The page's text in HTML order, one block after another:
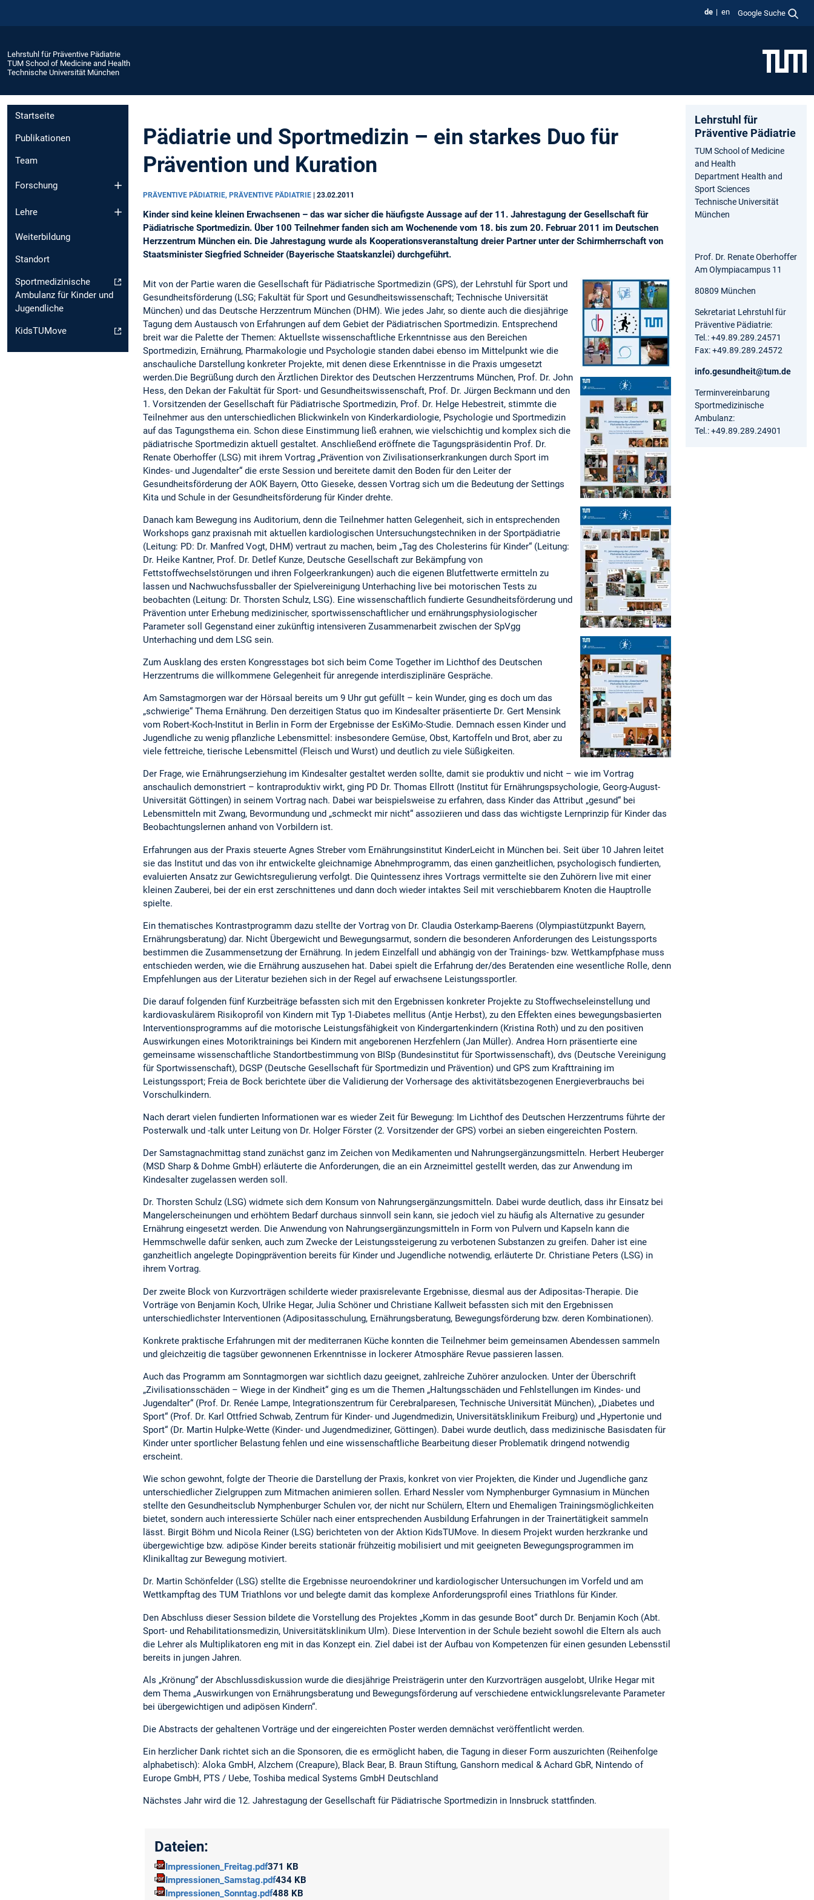
de en Google Suche
Lehrstuhl für Präventive Pädiatrie
TUM School of Medicine and Health
Technische Universität München
Startseite
Publikationen
Team
Forschung
Lehre
Weiterbildung
Standort
Sportmedizinische
Ambulanz für Kinder und
Jugendliche
KidsTUMove
Pädiatrie und Sportmedizin – ein starkes Duo für
Prävention und Kuration
PRÄVENTIVE PÄDIATRIE, PRÄVENTIVE PÄDIATRIE | 23.02.2011
Kinder sind keine kleinen Erwachsenen – das war sicher die häufigste Aussage auf der 11. Jahrestagung der Gesellschaft für
Pädiatrische Sportmedizin. Über 100 Teilnehmer fanden sich am Wochenende vom 18. bis zum 20. Februar 2011 im Deutschen
Herzzentrum München ein. Die Jahrestagung wurde als Kooperationsveranstaltung dreier Partner unter der Schirmherrschaft von
Staatsminister Siegfried Schneider (Bayerische Staatskanzlei) durchgeführt.
Mit von der Partie waren die Gesellschaft für Pädiatrische Sportmedizin (GPS), der Lehrstuhl für Sport und
Gesundheitsförderung (LSG; Fakultät für Sport und Gesundheitswissenschaft; Technische Universität
München) und das Deutsche Herzzentrum München (DHM). Wie jedes Jahr, so diente auch die diesjährige
Tagung dem Austausch von Erfahrungen auf dem Gebiet der Pädiatrischen Sportmedizin. Entsprechend
breit war die Palette der Themen: Aktuellste wissenschaftliche Erkenntnisse aus den Bereichen
Sportmedizin, Ernährung, Pharmakologie und Psychologie standen dabei ebenso im Mittelpunkt wie die
anschauliche Darstellung konkreter Projekte, mit denen diese Erkenntnisse in die Praxis umgesetzt
werden.Die Begrüßung durch den Ärztlichen Direktor des Deutschen Herzzentrums München, Prof. Dr. John
Hess, den Dekan der Fakultät für Sport- und Gesundheitswissenschaft, Prof. Dr. Jürgen Beckmann und den
1. Vorsitzenden der Gesellschaft für Pädiatrische Sportmedizin, Prof. Dr. Helge Hebestreit, stimmte die
Teilnehmer aus den unterschiedlichen Blickwinkeln von Kinderkardiologie, Psychologie und Sportmedizin
auf das Tagungsthema ein. Schon diese Einstimmung ließ erahnen, wie vielschichtig und komplex sich die
pädiatrische Sportmedizin aktuell gestaltet. Anschließend eröffnete die Tagungspräsidentin Prof. Dr.
Renate Oberhoffer (LSG) mit ihrem Vortrag „Prävention von Zivilisationserkrankungen durch Sport im
Kindes- und Jugendalter“ die erste Session und bereitete damit den Boden für den Leiter der
Gesundheitsförderung der AOK Bayern, Otto Gieseke, dessen Vortrag sich um die Bedeutung der Settings
Kita und Schule in der Gesundheitsförderung für Kinder drehte.
Danach kam Bewegung ins Auditorium, denn die Teilnehmer hatten Gelegenheit, sich in entsprechenden
Workshops ganz praxisnah mit aktuellen kardiologischen Untersuchungstechniken in der Sportpädiatrie
(Leitung: PD: Dr. Manfred Vogt, DHM) vertraut zu machen, beim „Tag des Cholesterins für Kinder“ (Leitung:
Dr. Heike Kantner, Prof. Dr. Detlef Kunze, Deutsche Gesellschaft zur Bekämpfung von
Fettstoffwechselstörungen und ihren Folgeerkrankungen) auch die eigenen Blutfettwerte ermitteln zu
lassen und Nachwuchsfussballer der Spielvereinigung Unterhaching live bei motorischen Tests zu
beobachten (Leitung: Dr. Thorsten Schulz, LSG). Eine wissenschaftlich fundierte Gesundheitsförderung und
Prävention unter Erhebung medizinischer, sportwissenschaftlicher und ernährungsphysiologischer
Parameter soll Gegenstand einer zukünftig intensiveren Zusammenarbeit zwischen der SpVgg
Unterhaching und dem LSG sein.
Zum Ausklang des ersten Kongresstages bot sich beim Come Together im Lichthof des Deutschen
Herzzentrums die willkommene Gelegenheit für anregende interdisziplinäre Gespräche.
Am Samstagmorgen war der Hörsaal bereits um 9 Uhr gut gefüllt – kein Wunder, ging es doch um das
„schwierige“ Thema Ernährung. Den derzeitigen Status quo im Kindesalter präsentierte Dr. Gert Mensink
vom Robert-Koch-Institut in Berlin in Form der Ergebnisse der EsKiMo-Studie. Demnach essen Kinder und
Jugendliche zu wenig pflanzliche Lebensmittel: insbesondere Gemüse, Obst, Kartoffeln und Brot, aber zu
viele fettreiche, tierische Lebensmittel (Fleisch und Wurst) und deutlich zu viele Süßigkeiten.
Der Frage, wie Ernährungserziehung im Kindesalter gestaltet werden sollte, damit sie produktiv und nicht – wie im Vortrag
anschaulich demonstriert – kontraproduktiv wirkt, ging PD Dr. Thomas Ellrott (Institut für Ernährungspsychologie, Georg-August-
Universität Göttingen) in seinem Vortrag nach. Dabei war beispielsweise zu erfahren, dass Kinder das Attribut „gesund“ bei
Lebensmitteln mit Zwang, Bevormundung und „schmeckt mir nicht“ assoziieren und dass das wichtigste Lernprinzip für Kinder das
Beobachtungslernen anhand von Vorbildern ist.
Erfahrungen aus der Praxis steuerte Agnes Streber vom Ernährungsinstitut KinderLeicht in München bei. Seit über 10 Jahren leitet
sie das Institut und das von ihr entwickelte gleichnamige Abnehmprogramm, das einen ganzheitlichen, psychologisch fundierten,
evaluierten Ansatz zur Gewichtsregulierung verfolgt. Die Quintessenz ihres Vortrags vermittelte sie den Zuhörern live mit einer
kleinen Zauberei, bei der ein erst zerschnittenes und dann doch wieder intaktes Seil mit verschiebbarem Knoten die Hauptrolle
spielte.
Ein thematisches Kontrastprogramm dazu stellte der Vortrag von Dr. Claudia Osterkamp-Baerens (Olympiastützpunkt Bayern,
Ernährungsberatung) dar. Nicht Übergewicht und Bewegungsarmut, sondern die besonderen Anforderungen des Leistungssports
bestimmen die Zusammensetzung der Ernährung. In jedem Einzelfall und abhängig von der Trainings- bzw. Wettkampfphase muss
entschieden werden, wie die Ernährung auszusehen hat. Dabei spielt die Erfahrung der/des Beratenden eine wesentliche Rolle, denn
Empfehlungen aus der Literatur beziehen sich in der Regel auf erwachsene Leistungssportler.
Die darauf folgenden fünf Kurzbeiträge befassten sich mit den Ergebnissen konkreter Projekte zu Stoffwechseleinstellung und
kardiovaskulärem Risikoprofil von Kindern mit Typ 1-Diabetes mellitus (Antje Herbst), zu den Effekten eines bewegungsbasierten
Interventionsprogramms auf die motorische Leistungsfähigkeit von Kindergartenkindern (Kristina Roth) und zu den positiven
Auswirkungen eines Motoriktrainings bei Kindern mit angeborenen Herzfehlern (Jan Müller). Andrea Horn präsentierte eine
gemeinsame wissenschaftliche Standortbestimmung von BISp (Bundesinstitut für Sportwissenschaft), dvs (Deutsche Vereinigung
für Sportwissenschaft), DGSP (Deutsche Gesellschaft für Sportmedizin und Prävention) und GPS zum Krafttraining im
Leistungssport; Freia de Bock berichtete über die Validierung der Vorhersage des aktivitätsbezogenen Energieverbrauchs bei
Vorschulkindern.
Nach derart vielen fundierten Informationen war es wieder Zeit für Bewegung: Im Lichthof des Deutschen Herzzentrums führte der
Posterwalk und -talk unter Leitung von Dr. Holger Förster (2. Vorsitzender der GPS) vorbei an sieben eingereichten Postern.
Der Samstagnachmittag stand zunächst ganz im Zeichen von Medikamenten und Nahrungsergänzungsmitteln. Herbert Heuberger
(MSD Sharp & Dohme GmbH) erläuterte die Anforderungen, die an ein Arzneimittel gestellt werden, das zur Anwendung im
Kindesalter zugelassen werden soll.
Dr. Thorsten Schulz (LSG) widmete sich dem Konsum von Nahrungsergänzungsmitteln. Dabei wurde deutlich, dass ihr Einsatz bei
Mangelerscheinungen und erhöhtem Bedarf durchaus sinnvoll sein kann, sie jedoch viel zu häufig als Alternative zu gesunder
Ernährung eingesetzt werden. Die Anwendung von Nahrungsergänzungsmitteln in Form von Pulvern und Kapseln kann die
Hemmschwelle dafür senken, auch zum Zwecke der Leistungssteigerung zu verbotenen Substanzen zu greifen. Daher ist eine
ganzheitlich angelegte Dopingprävention bereits für Kinder und Jugendliche notwendig, erläuterte Dr. Christiane Peters (LSG) in
ihrem Vortrag.
Der zweite Block von Kurzvorträgen schilderte wieder praxisrelevante Ergebnisse, diesmal aus der Adipositas-Therapie. Die
Vorträge von Benjamin Koch, Ulrike Hegar, Julia Schöner und Christiane Kallweit befassten sich mit den Ergebnissen
unterschiedlichster Interventionen (Adipositasschulung, Ernährungsberatung, Bewegungsförderung bzw. deren Kombinationen).
Konkrete praktische Erfahrungen mit der mediterranen Küche konnten die Teilnehmer beim gemeinsamen Abendessen sammeln
und gleichzeitig die tagsüber gewonnenen Erkenntnisse in lockerer Atmosphäre Revue passieren lassen.
Auch das Programm am Sonntagmorgen war sichtlich dazu geeignet, zahlreiche Zuhörer anzulocken. Unter der Überschrift
„Zivilisationsschäden – Wiege in der Kindheit“ ging es um die Themen „Haltungsschäden und Fehlstellungen im Kindes- und
Jugendalter“ (Prof. Dr. Renée Lampe, Integrationszentrum für Cerebralparesen, Technische Universität München), „Diabetes und
Sport“ (Prof. Dr. Karl Ottfried Schwab, Zentrum für Kinder- und Jugendmedizin, Universitätsklinikum Freiburg) und „Hypertonie und
Sport“ (Dr. Martin Hulpke-Wette (Kinder- und Jugendmediziner, Göttingen). Dabei wurde deutlich, dass medizinische Basisdaten für
Kinder unter sportlicher Belastung fehlen und eine wissenschaftliche Bearbeitung dieser Problematik dringend notwendig
erscheint.
Wie schon gewohnt, folgte der Theorie die Darstellung der Praxis, konkret von vier Projekten, die Kinder und Jugendliche ganz
unterschiedlicher Zielgruppen zum Mitmachen animieren sollen. Erhard Nessler vom Nymphenburger Gymnasium in München
stellte den Gesundheitsclub Nymphenburger Schulen vor, der nicht nur Schülern, Eltern und Ehemaligen Trainingsmöglichkeiten
bietet, sondern auch interessierte Schüler nach einer entsprechenden Ausbildung Erfahrungen in der Trainertätigkeit sammeln
lässt. Birgit Böhm und Nicola Reiner (LSG) berichteten von der Aktion KidsTUMove. In diesem Projekt wurden herzkranke und
übergewichtige bzw. adipöse Kinder bereits stationär frühzeitig mobilisiert und mit geeigneten Bewegungsprogrammen im
Klinikalltag zur Bewegung motiviert.
Dr. Martin Schönfelder (LSG) stellte die Ergebnisse neuroendokriner und kardiologischer Untersuchungen im Vorfeld und am
Wettkampftag des TUM Triathlons vor und belegte damit das komplexe Anforderungsprofil eines Triathlons für Kinder.
Den Abschluss dieser Session bildete die Vorstellung des Projektes „Komm in das gesunde Boot“ durch Dr. Benjamin Koch (Abt.
Sport- und Rehabilitationsmedizin, Universitätsklinikum Ulm). Diese Intervention in der Schule bezieht sowohl die Eltern als auch
die Lehrer als Multiplikatoren eng mit in das Konzept ein. Ziel dabei ist der Aufbau von Kompetenzen für einen gesunden Lebensstil
bereits in jungen Jahren.
Als „Krönung“ der Abschlussdiskussion wurde die diesjährige Preisträgerin unter den Kurzvorträgen ausgelobt, Ulrike Hegar mit
dem Thema „Auswirkungen von Ernährungsberatung und Bewegungsförderung auf verschiedene entwicklungsrelevante Parameter
bei übergewichtigen und adipösen Kindern“.
Die Abstracts der gehaltenen Vorträge und der eingereichten Poster werden demnächst veröffentlicht werden.
Ein herzlicher Dank richtet sich an die Sponsoren, die es ermöglicht haben, die Tagung in dieser Form auszurichten (Reihenfolge
alphabetisch): Aloka GmbH, Alzchem (Creapure), Black Bear, B. Braun Stiftung, Ganshorn medical & Achard GbR, Nintendo of
Europe GmbH, PTS / Uebe, Toshiba medical Systems GmbH Deutschland
Nächstes Jahr wird die 12. Jahrestagung der Gesellschaft für Pädiatrische Sportmedizin in Innsbruck stattfinden.
Dateien:
Impressionen_Freitag.pdf371 KB
Impressionen_Samstag.pdf434 KB
Impressionen_Sonntag.pdf488 KB
Lehrstuhl für
Präventive Pädiatrie
TUM School of Medicine
and Health
Department Health and
Sport Sciences
Technische Universität
München
Prof. Dr. Renate Oberhoffer
Am Olympiacampus 11
80809 München
Sekretariat Lehrstuhl für
Präventive Pädiatrie:
Tel.: +49.89.289.24571
Fax: +49.89.289.24572
info.gesundheit@tum.de
Terminvereinbarung
Sportmedizinische
Ambulanz:
Tel.: +49.89.289.24901